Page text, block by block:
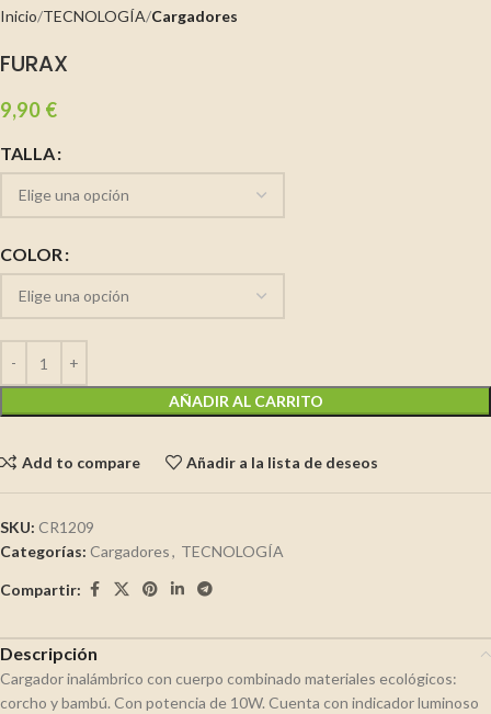
Inicio TECNOLOGÍA Cargadores
FURAX
9,90 €
TALLA
COLOR
AÑADIR AL CARRITO
Add to compare Añadir a la lista de deseos
SKU: CR1209
Categorías: Cargadores, TECNOLOGÍA
Compartir:
Descripción
Cargador inalámbrico con cuerpo combinado materiales ecológicos:
corcho y bambú. Con potencia de 10W. Cuenta con indicador luminoso